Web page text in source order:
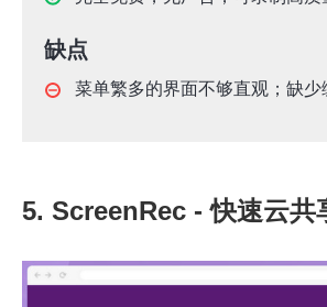
缺点
菜单繁多的界面不够直观；缺少
5. ScreenRec - 快速云共